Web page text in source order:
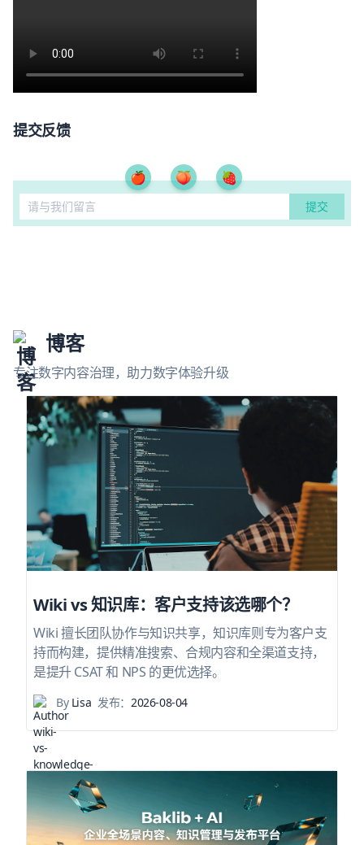
提交反馈
🍎 🍑 🍓
博客
专注数字内容治理，助力数字体验升级
Wiki vs 知识库：客户支持该选哪个？
Wiki 擅长团队协作与知识共享，知识库则专为客户支
持而构建，提供精准搜索、合规内容和全渠道支持，
是提升 CSAT 和 NPS 的更优选择。
ByLisa 发布：2026-08-04